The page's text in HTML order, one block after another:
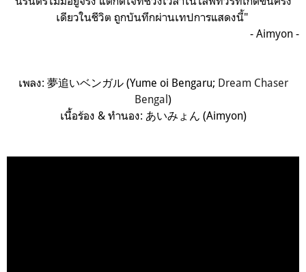
เดียวในชีวิต ถูกบันทึกผ่านเทปการแสดงนี้"
- Aimyon -
เพลง: 夢追いベンガル (Yume oi Bengaru; Dream Chaser
Bengal)
เนื้อร้อง & ทำนอง: あいみょん (Aimyon)